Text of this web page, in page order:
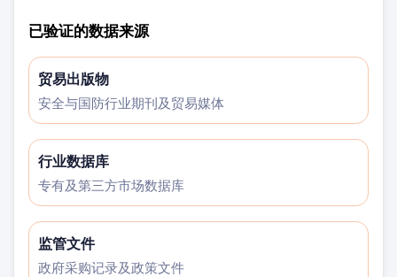
已验证的数据来源
贸易出版物
安全与国防行业期刊及贸易媒体
行业数据库
专有及第三方市场数据库
监管文件
政府采购记录及政策文件